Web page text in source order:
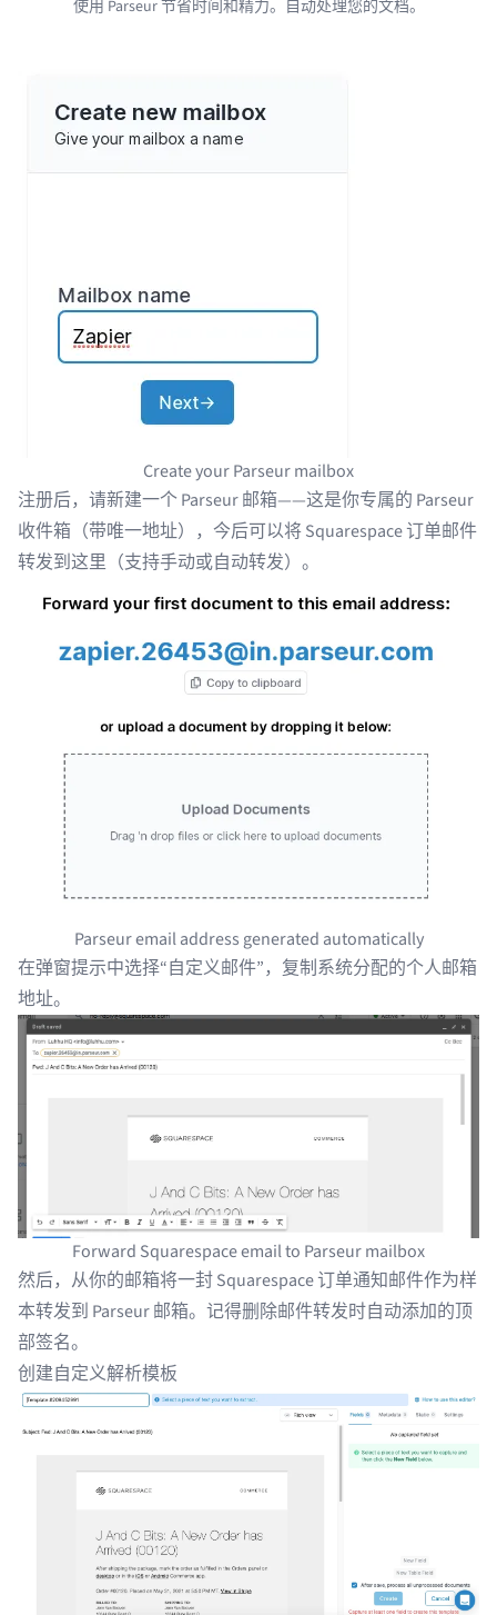
使用 Parseur 节省时间和精力。自动处理您的文档。
Create your Parseur mailbox
注册后，请新建一个 Parseur 邮箱——这是你专属的 Parseur
收件箱（带唯一地址），今后可以将 Squarespace 订单邮件
转发到这里（支持手动或自动转发）。
Parseur email address generated automatically
在弹窗提示中选择“自定义邮件”，复制系统分配的个人邮箱
地址。
Forward Squarespace email to Parseur mailbox
然后，从你的邮箱将一封 Squarespace 订单通知邮件作为样
本转发到 Parseur 邮箱。记得删除邮件转发时自动添加的顶
部签名。
创建自定义解析模板